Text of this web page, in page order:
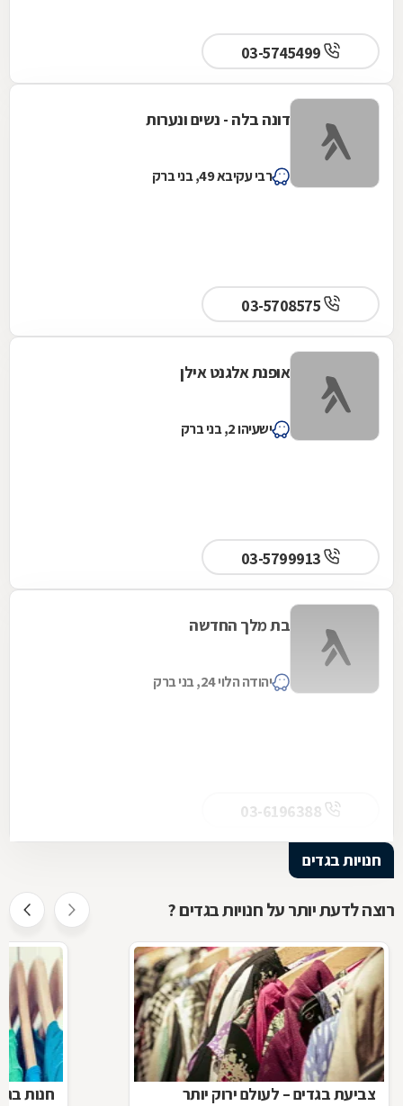
03-5745499
דונה בלה - נשים ונערות
רבי עקיבא 49, בני ברק
אופנת אלגנט אילן
ישעיהו 2, בני ברק
03-5799913
בת מלך החדשה
יהודה הלוי 24, בני ברק
חנויות בגדים
רוצה לדעת יותר על חנויות בגדים ?
צביעת בגדים – לעולם ירוק יותר חנות